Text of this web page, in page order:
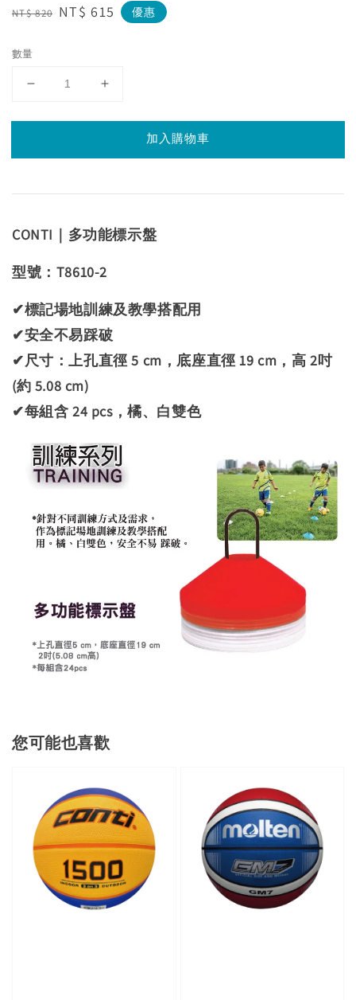
Regular
NT$ 820 Sale
NT$ 615 優惠
數量
加入購物車
CONTI｜多功能標示盤
型號：T8610-2
✔標記場地訓練及教學搭配用
✔安全不易踩破
✔尺寸：上孔直徑 5 cm，底座直徑 19 cm，高 2吋
(約 5.08 cm)
✔每組含 24 pcs，橘、白雙色
您可能也喜歡